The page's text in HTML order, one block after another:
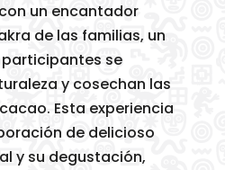
un encantador
de las familias, un
se
y cosechan las
Esta experiencia
de delicioso
y su degustación,